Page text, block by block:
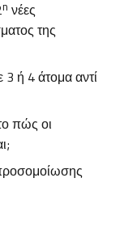
n νέες
της
3 ή 4 άτομα αντί
πώς οι